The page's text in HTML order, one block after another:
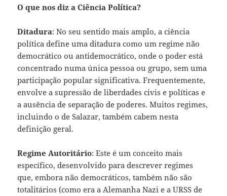
O que nos diz a Ciência Política?
Ditadura: No seu sentido mais amplo, a ciência
política define uma ditadura como um regime não
democrático ou antidemocrático, onde o poder está
concentrado numa única pessoa ou grupo, sem uma
participação popular significativa. Frequentemente,
envolve a supressão de liberdades civis e políticas e
a ausência de separação de poderes. Muitos regimes,
incluindo o de Salazar, também cabem nesta
definição geral.
Regime Autoritário: Este é um conceito mais
específico, desenvolvido para descrever regimes
que, embora não democráticos, também não são
totalitários (como era a Alemanha Nazi e a URSS de